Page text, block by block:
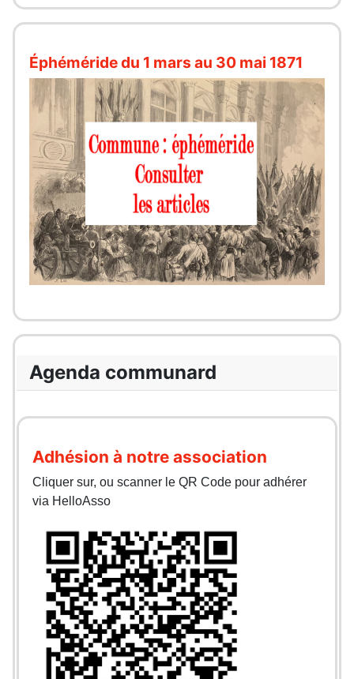
Éphéméride du 1 mars au 30 mai 1871
Agenda communard
Adhésion à notre association
Cliquer sur, ou scanner le QR Code pour adhérer
via HelloAsso